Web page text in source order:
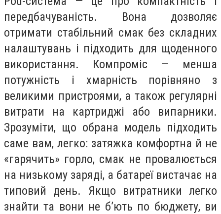
передбачуваність. Вона дозволяє
отримати стабільний смак без складних
налаштувань і підходить для щоденного
використання. Компроміс — менша
потужність і хмарність порівняно з
великими пристроями, а також регулярні
витрати на картриджі або випарники.
Зрозуміти, що обрана модель підходить
саме вам, легко: затяжка комфортна й не
«гарячить» горло, смак не провалюється
на низькому заряді, а батареї вистачає на
типовий день. Якщо витратники легко
знайти та вони не б’ють по бюджету, ви